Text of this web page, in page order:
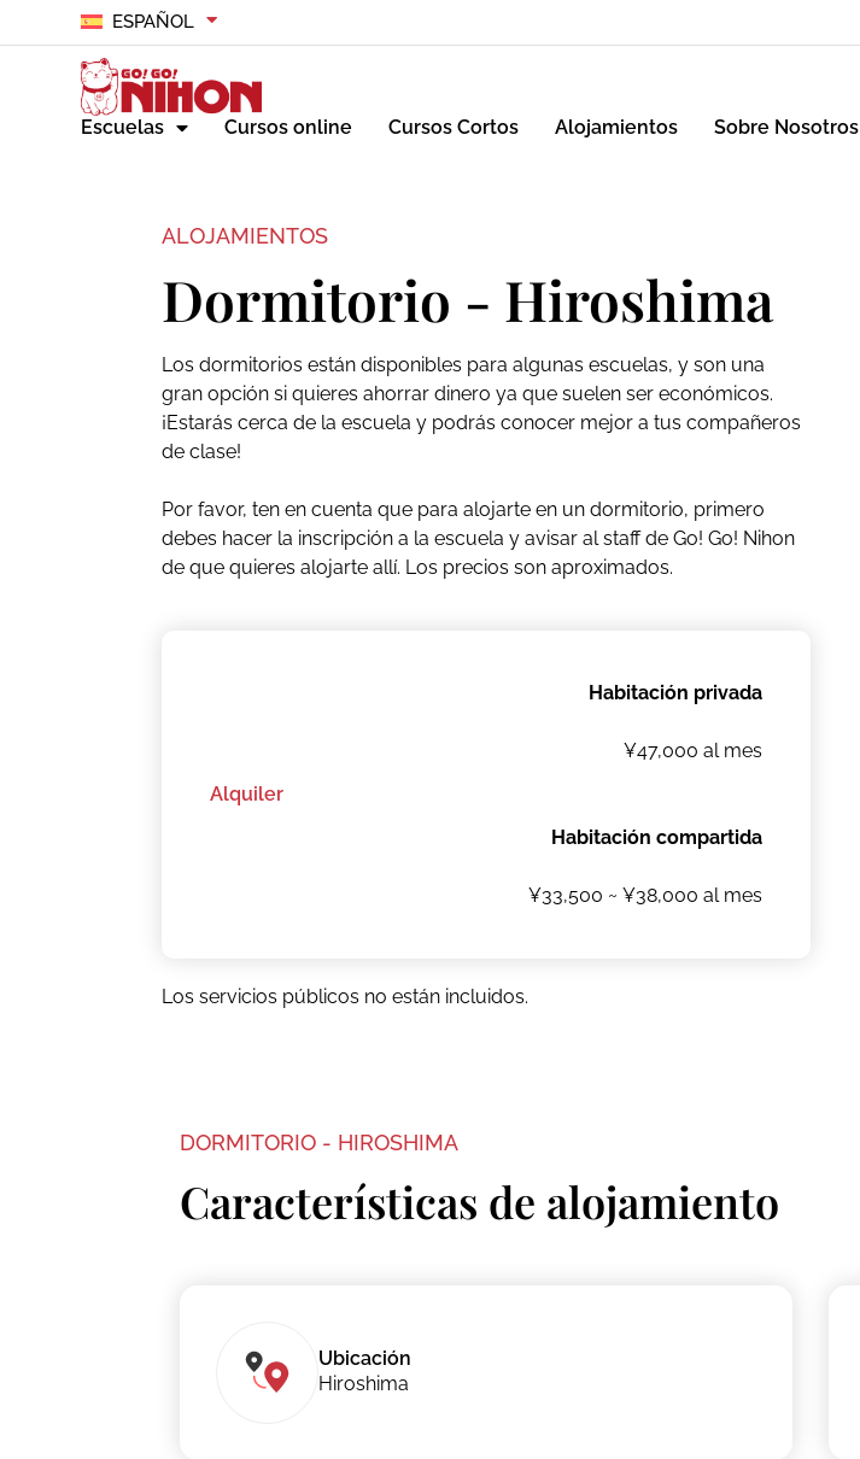
ESPAÑOL
Escuelas Cursos online Cursos Cortos Alojamientos Sobre Nosotros
ALOJAMIENTOS
Dormitorio - Hiroshima
Los dormitorios están disponibles para algunas escuelas, y son una
gran opción si quieres ahorrar dinero ya que suelen ser económicos.
¡Estarás cerca de la escuela y podrás conocer mejor a tus compañeros
de clase!
Por favor, ten en cuenta que para alojarte en un dormitorio, primero
debes hacer la inscripción a la escuela y avisar al staff de Go! Go! Nihon
de que quieres alojarte allí. Los precios son aproximados.
Alquiler
Habitación privada
¥47,000 al mes
Habitación compartida
¥33,500 ~ ¥38,000 al mes
Los servicios públicos no están incluidos.
DORMITORIO - HIROSHIMA
Características de alojamiento
Ubicación
Hiroshima